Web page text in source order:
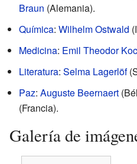
Braun (Alemania).
Química: Wilhelm Ostwald
Medicina: Emil Theodor
Literatura: Selma Lagerlöf
Paz: Auguste Beernaert
(Francia).
Galería de